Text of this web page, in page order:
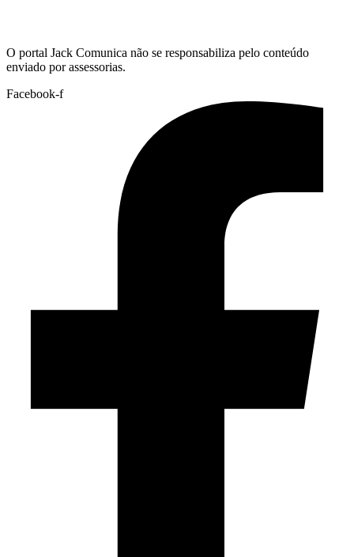
O portal Jack Comunica não se responsabiliza pelo conteúdo
enviado por assessorias.
Facebook-f